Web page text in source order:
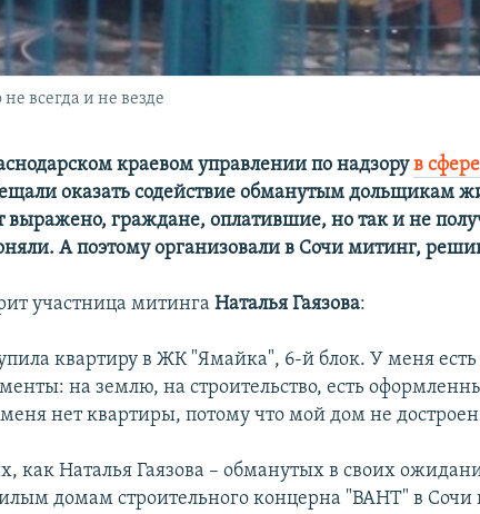
всегда и не везде
краевом управлении по надзорув
оказать содействие обманутым дольщикам
выражено, граждане, оплатившие, но так и не
А поэтому организовали в Сочи митинг,
участница митингаНаталья Гаязова:
квартиру в ЖК "Ямайка", 6-й блок. У меня
на землю, на строительство, есть
нет квартиры, потому что мой дом не
как Наталья Гаязова – обманутых в своих
домам строительного концерна "ВАНТ" в Сочи